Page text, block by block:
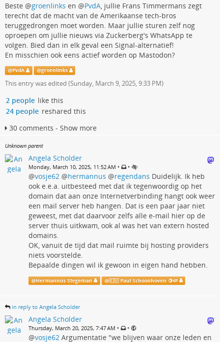
Beste @groenlinks en @PvdA , jullie Frans Timmermans zegt
terecht dat de macht van de Amerikaanse tech-bros
teruggedrongen moet worden. Maar jullie sturen zelf nog
oproepen om jullie nieuws via Zuckerberg's WhatsApp te
volgen. Bied dan in elk geval een Signal-alternatief!
En misschien ook eens actief worden op Mastodon?
@PvdA @groenlinks
This entry was edited (Sunday, March 9, 2025, 9:33 PM)
2 people like this
24 people reshared this
30 comments - Show more
Unknown parent
Angela Scholder
Monday, March 10, 2025, 11:52 AM • •
@vosje62 @hermannus @regendans Duidelijk. Ik heb
ook e.e.a. uitbesteed met dat ik tegenwoordig op het
domain dat aan onze Internetverbinding hangt ook weer
een mail server heb hangen. Dat is een paar jaar niet
geweest, met dat daarvoor zelfs alle e-mail hier op de
server thuis uitkwam, ook al was het van extern hosted
domains.
OK, vanuit de tijd dat mail ruimte bij hosting providers
niets voorstelde.
Bepaalde dingen wil ik gewoon in eigen hand hebben.
@Hermannus Stegeman @🇪🇺 Paul Schoonhoven 🍋🍉
in reply to Angela Scholder
Angela Scholder
Thursday, March 20, 2025, 7:47 AM • •
@vosje62 Argumentatie "we blijven waar onze leden en